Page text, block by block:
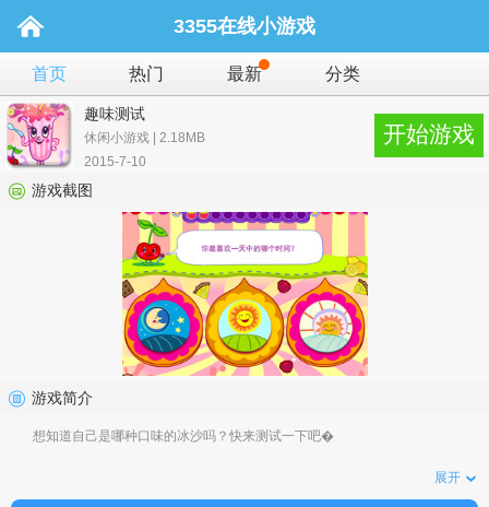
3355在线小游戏
首页 热门 最新 分类
趣味测试
休闲小游戏 | 2.18MB
2015-7-10
开始游戏
游戏截图
游戏简介
想知道自己是哪种口味的冰沙吗？快来测试一下吧�
展开